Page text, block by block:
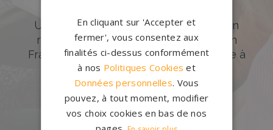
Un accompagnement sur mesure et un
réseau de 1200 partenaires partout en
France. Personnalisation avancée grâce à
notre configurateur 3D en ligne.
En cliquant sur 'Accepter et
fermer', vous consentez aux
finalités ci-dessus conformément
à nos Politiques Cookies et
Données personnelles. Vous
pouvez, à tout moment, modifier
vos choix cookies en bas de nos